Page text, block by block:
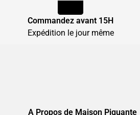
Commandez avant 15H
Expédition le jour même
A Propos de Maison Piquante